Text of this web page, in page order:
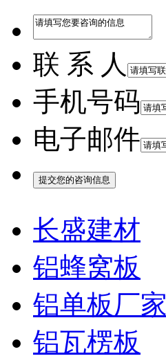
联 系 人
手机号码
电子邮件
长盛建材
铝蜂窝板
铝单板厂家
铝瓦楞板